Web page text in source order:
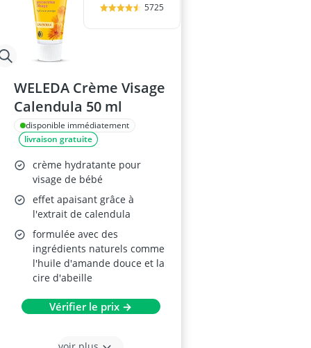
5725
WELEDA Crème Visage
Calendula 50 ml
disponible immédiatement
livraison gratuite
crème hydratante pour
visage de bébé
effet apaisant grâce à
l'extrait de calendula
formulée avec des
ingrédients naturels comme
l'huile d'amande douce et la
cire d'abeille
Vérifier le prix →